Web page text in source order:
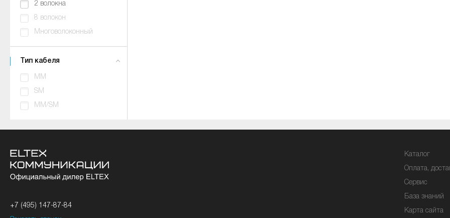
2 волокна
8 волокон
Многоволоконный
Тип кабеля
MM
SM
MM/SM
+7 (495) 147-87-84
Каталог
Оплата,
Сервис
База знаний
Карта сайта